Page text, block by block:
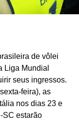
de vôlei
Liga Mundial
seus ingressos.
feira), as
nos dias 23 e
SC estarão